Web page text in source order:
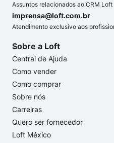
Assuntos relacionados ao CRM Loft
imprensa@loft.com.br
Atendimento exclusivo aos
Sobre a Loft
Central de Ajuda
Como vender
Como comprar
Sobre nós
Carreiras
Quero ser fornecedor
Loft México